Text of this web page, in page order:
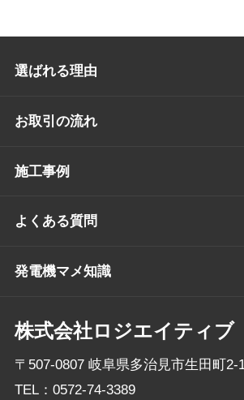
株式会社ロジエイティブ
〒507-0807 岐阜県多治見市生田町2-
TEL： 0572-74-3389
選ばれる理由
お取引の流れ
施工事例
よくある質問
発電機マメ知識